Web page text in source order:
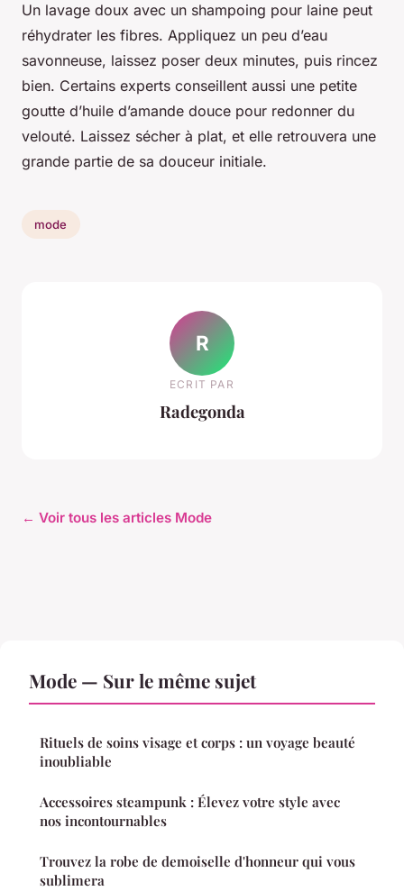
Un lavage doux avec un shampoing pour laine peut
réhydrater les fibres. Appliquez un peu d’eau
savonneuse, laissez poser deux minutes, puis rincez
bien. Certains experts conseillent aussi une petite
goutte d’huile d’amande douce pour redonner du
velouté. Laissez sécher à plat, et elle retrouvera une
grande partie de sa douceur initiale.
mode
R
ECRIT PAR
Radegonda
← Voir tous les articles Mode
Mode — Sur le même sujet
Rituels de soins visage et corps : un voyage beauté
inoubliable
Accessoires steampunk : Élevez votre style avec
nos incontournables
Trouvez la robe de demoiselle d'honneur qui vous
sublimera